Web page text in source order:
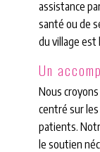
assistance
santé ou de
du village est
Un
Nous
centré sur
patients.
le soutien